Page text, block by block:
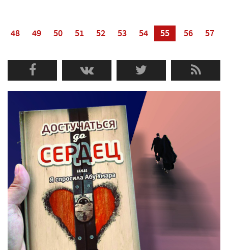
48 49 50 51 52 53 54 55 56 57